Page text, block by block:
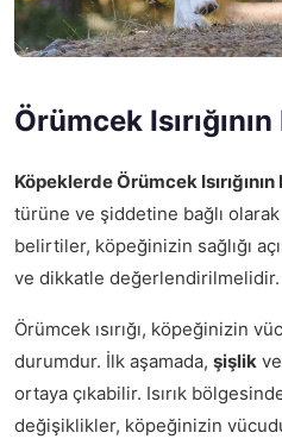
Örümcek
Köpeklerde Örümcek
türüne ve şiddetine bağlı olarak
belirtiler, köpeğinizin sağlığı
ve dikkatle değerlendirilmelidir.
Örümcek ısırığı, köpeğinizin
durumdur. İlk aşamada, şişlik ve
ortaya çıkabilir. Isırık
değişiklikler, köpeğinizin